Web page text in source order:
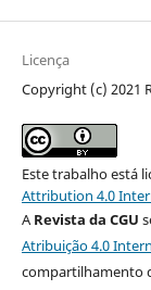
Licença
Copyright (c) 2021
Este trabalho está
Attribution 4.0
ARevista da CGU
Atribuição 4.0
compartilhamento